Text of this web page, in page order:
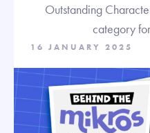
Outstanding
category
16 JANUARY 2025